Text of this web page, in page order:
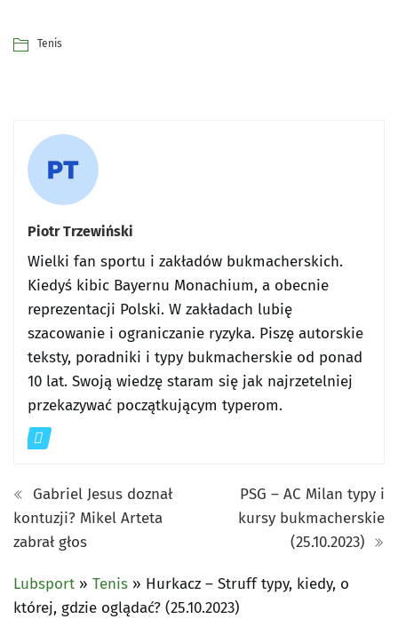
Tenis
Piotr Trzewiński
Wielki fan sportu i zakładów bukmacherskich.
Kiedyś kibic Bayernu Monachium, a obecnie
reprezentacji Polski. W zakładach lubię
szacowanie i ograniczanie ryzyka. Piszę autorskie
teksty, poradniki i typy bukmacherskie od ponad
10 lat. Swoją wiedzę staram się jak najrzetelniej
przekazywać początkującym typerom.
Gabriel Jesus doznał
kontuzji? Mikel Arteta
zabrał głos
PSG – AC Milan typy i
kursy bukmacherskie
(25.10.2023)
Lubsport » Tenis » Hurkacz – Struff typy, kiedy, o
której, gdzie oglądać? (25.10.2023)